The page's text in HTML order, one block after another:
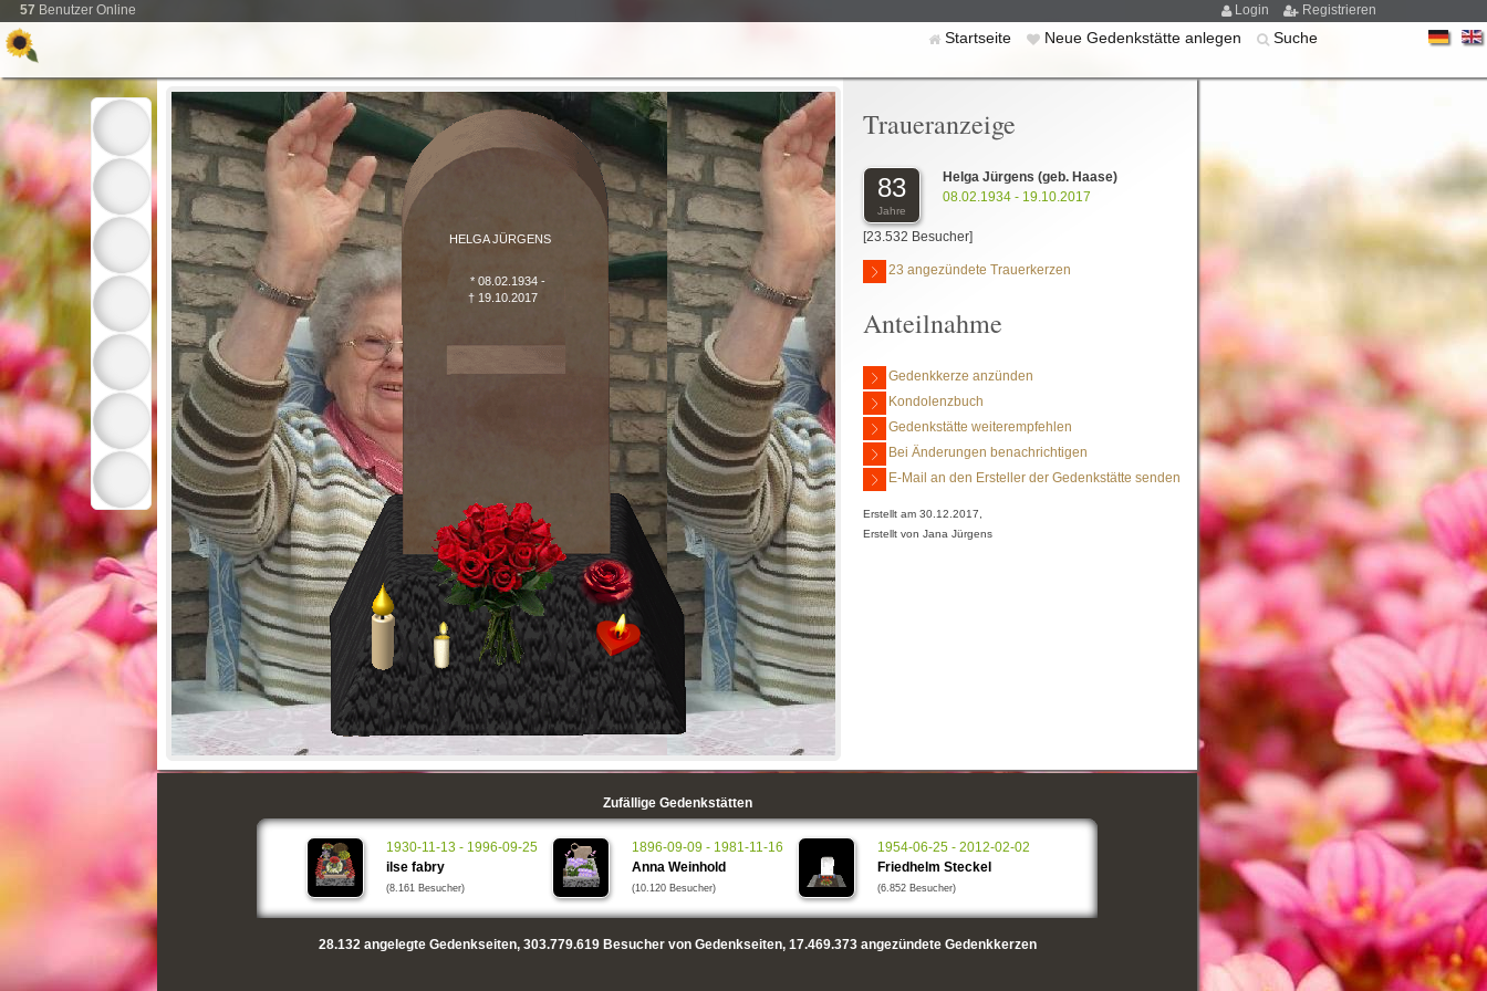
57 Benutzer Online Login Registrieren
Startseite Neue Gedenkstätte anlegen Suche
HELGA JÜRGENS
† 19.10.2017
* 08.02.1934 -
Traueranzeige
83
Jahre
Helga Jürgens (geb. Haase)
08.02.1934 - 19.10.2017
[23.532 Besucher]
23 angezündete Trauerkerzen
Anteilnahme
Gedenkkerze anzünden
Kondolenzbuch
Gedenkstätte weiterempfehlen
Bei Änderungen benachrichtigen
E-Mail an den Ersteller der Gedenkstätte senden
Erstellt am 30.12.2017,
Erstellt von Jana Jürgens
Zufällige Gedenkstätten
1930-11-13 - 1996-09-25
ilse fabry
(8.161 Besucher)
1896-09-09 - 1981-11-16
Anna Weinhold
(10.120 Besucher)
1954-06-25 - 2012-02-02
Friedhelm Steckel
(6.852 Besucher)
28.132angelegte Gedenkseiten, 303.779.619Besucher von Gedenkseiten, 17.469.373angezündete Gedenkkerzen